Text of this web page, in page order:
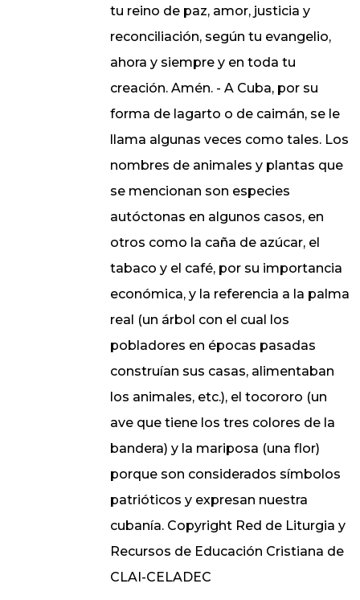
tu reino de paz, amor, justicia y
reconciliación, según tu evangelio,
ahora y siempre y en toda tu
creación. Amén. - A Cuba, por su
forma de lagarto o de caimán, se le
llama algunas veces como tales. Los
nombres de animales y plantas que
se mencionan son especies
autóctonas en algunos casos, en
otros como la caña de azúcar, el
tabaco y el café, por su importancia
económica, y la referencia a la palma
real (un árbol con el cual los
pobladores en épocas pasadas
construían sus casas, alimentaban
los animales, etc.), el tocororo (un
ave que tiene los tres colores de la
bandera) y la mariposa (una flor)
porque son considerados símbolos
patrióticos y expresan nuestra
cubanía. Copyright Red de Liturgia y
Recursos de Educación Cristiana de
CLAI-CELADEC